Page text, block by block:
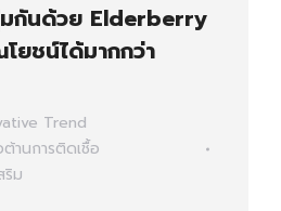
กันด้วย Elderberry
ยชน์ได้มากกว่า
Trend
านการติดเชื้อ
ริม